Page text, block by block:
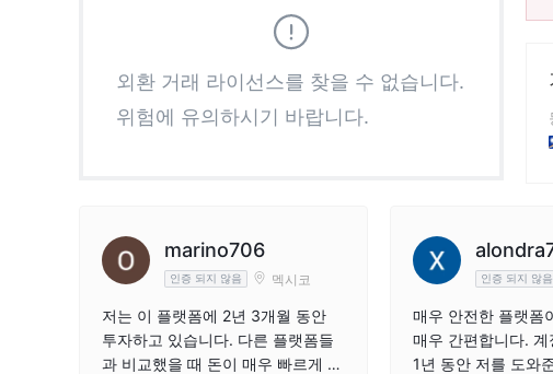
5
6
8
9
외환 거래 라이선스를 찾을 수 없습니다.
위험에 유의하시기 바랍니다.
marino706
인증 되지 않음 멕시코
저는 이 플랫폼에 2년 3개월 동안
투자하고 있습니다. 다른 플랫폼들
과 비교했을 때 돈이 매우 빠르게 나
인증 되지 않음
매우 안전한 플랫폼
매우 간편합니다. 계
1년 동안 저를 도와